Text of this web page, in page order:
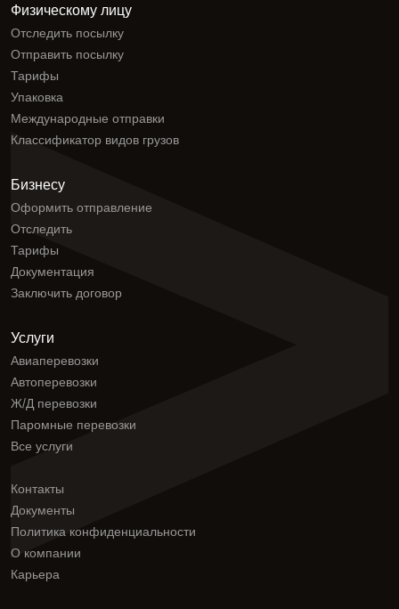
Физическому лицу
Отследить посылку
Отправить посылку
Тарифы
Упаковка
Международные отправки
Классификатор видов грузов
Бизнесу
Оформить отправление
Отследить
Тарифы
Документация
Заключить договор
Услуги
Авиаперевозки
Автоперевозки
Ж/Д перевозки
Паромные перевозки
Все услуги
Контакты
Документы
Политика конфиденциальности
О компании
Карьера